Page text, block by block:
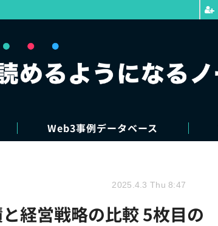
Web3事例データベース
経営戦略の比較 5枚目の
2025.4.3 Thu 8:47